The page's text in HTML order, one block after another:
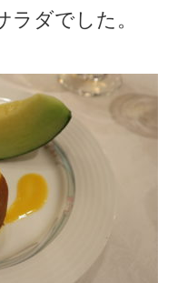
ダでした。